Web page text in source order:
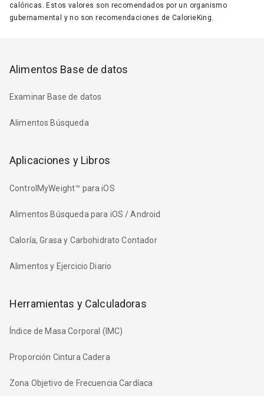
calóricas. Estos valores son recomendados por un organismo
gubernamental y no son recomendaciones de CalorieKing.
Alimentos Base de datos
Examinar Base de datos
Alimentos Búsqueda
Aplicaciones y Libros
ControlMyWeight™ para iOS
Alimentos Búsqueda para iOS / Android
Caloría, Grasa y Carbohidrato Contador
Alimentos y Ejercicio Diario
Herramientas y Calculadoras
Índice de Masa Corporal (IMC)
Proporción Cintura Cadera
Zona Objetivo de Frecuencia Cardíaca